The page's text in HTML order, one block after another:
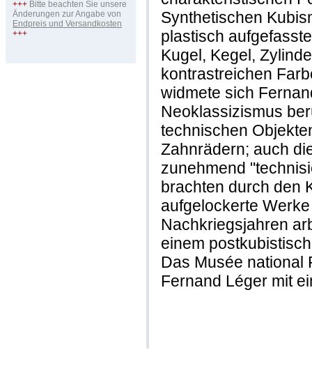
+++ Bitte beachten Sie unsere
Änderungen zur Angabe von
Endpreis und Versandkosten
+++
Synthetischen
plastisch
Kugel, Kegel,
kontrastreichen
widmete sich
Neoklassizismus
technischen
Zahnrädern; auch
zunehmend
brachten durch den
aufgelockerte
Nachkriegsjahren
einem
Das Musée national
Fernand Léger mit